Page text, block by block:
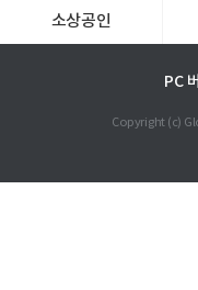
소상공인
PC
Copyright (c)